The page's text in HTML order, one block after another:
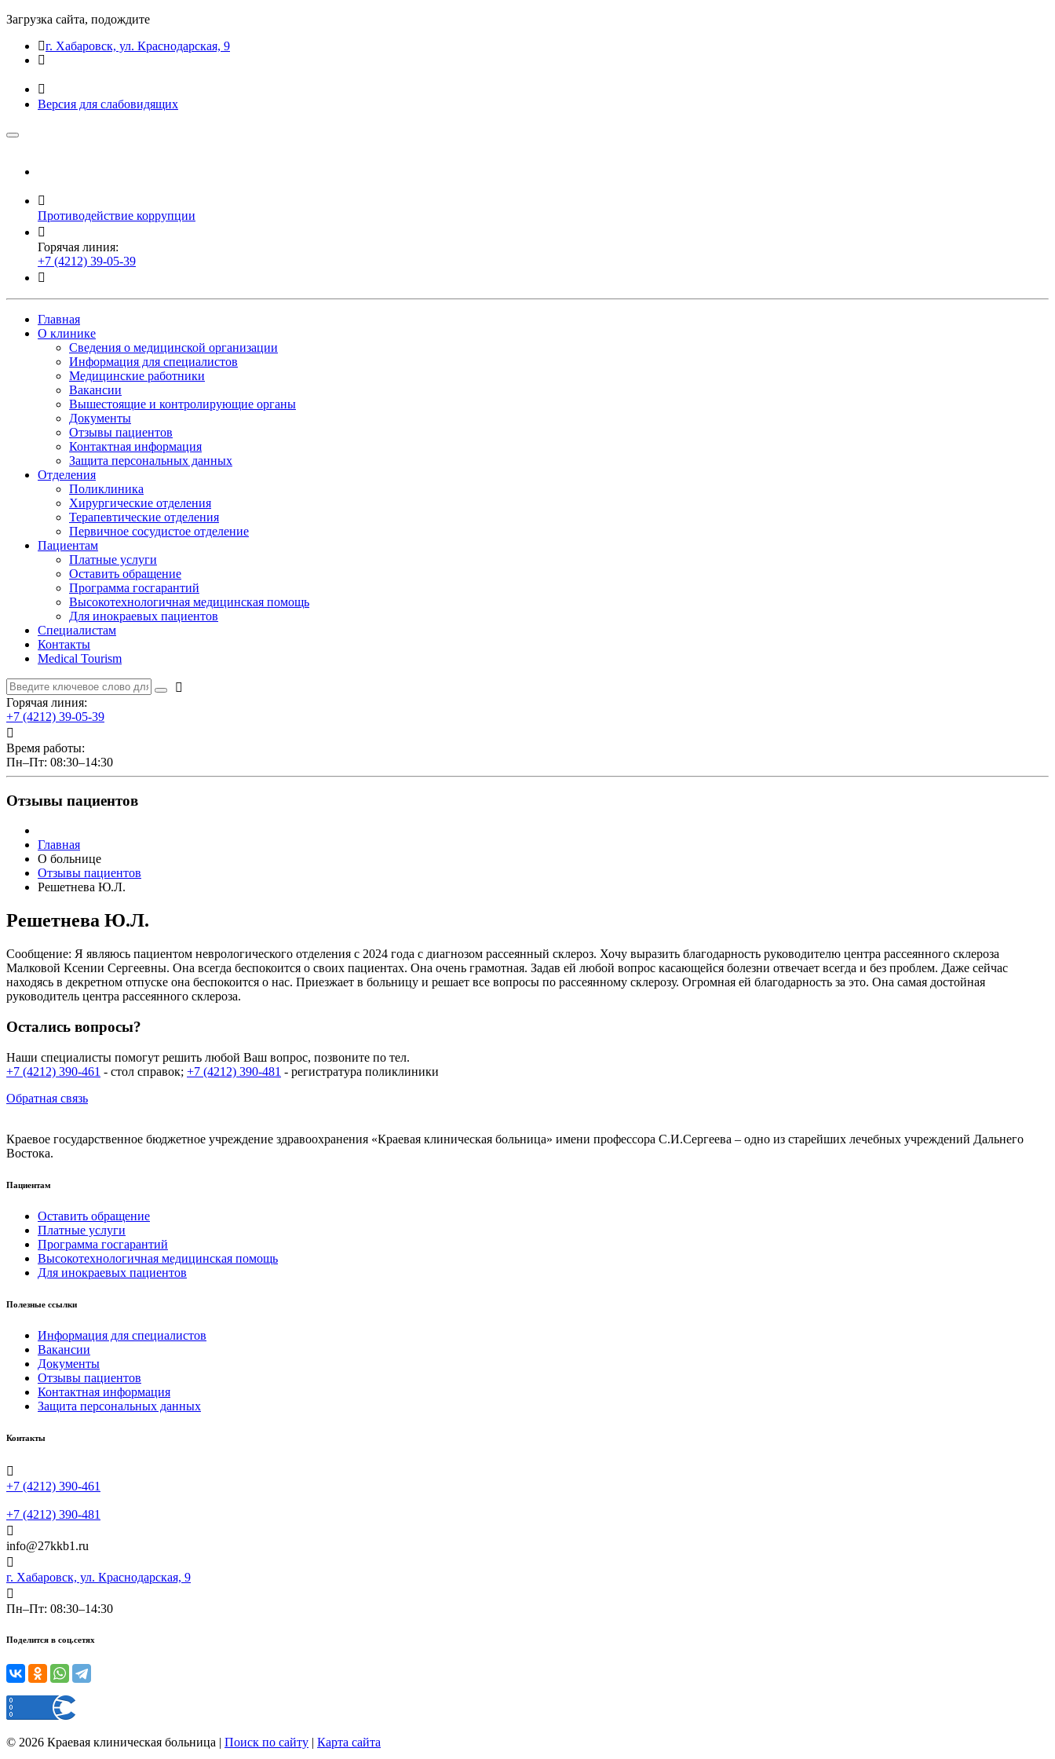
Загрузка сайта, подождите
г. Хабаровск, ул. Краснодарская, 9
Версия для слабовидящих
Противодействие коррупции
Горячая линия:
+7 (4212) 39-05-39
Главная
О клинике
Сведения о медицинской организации
Информация для специалистов
Медицинские работники
Вакансии
Вышестоящие и контролирующие органы
Документы
Отзывы пациентов
Контактная информация
Защита персональных данных
Отделения
Поликлиника
Хирургические отделения
Терапевтические отделения
Первичное сосудистое отделение
Пациентам
Платные услуги
Оставить обращение
Программа госгарантий
Высокотехнологичная медицинская помощь
Для инокраевых пациентов
Специалистам
Контакты
Medical Tourism
Горячая линия:
+7 (4212) 39-05-39
Время работы:
Пн–Пт: 08:30–14:30
Отзывы пациентов
Главная
О больнице
Отзывы пациентов
Решетнева Ю.Л.
Решетнева Ю.Л.
Сообщение: Я являюсь пациентом неврологического отделения с 2024 года с диагнозом рассеянный склероз. Хочу выразить благодарность руководителю центра рассеянного склероза
Малковой Ксении Сергеевны. Она всегда беспокоится о своих пациентах. Она очень грамотная. Задав ей любой вопрос касающейся болезни отвечает всегда и без проблем. Даже сейчас
находясь в декретном отпуске она беспокоится о нас. Приезжает в больницу и решает все вопросы по рассеянному склерозу. Огромная ей благодарность за это. Она самая достойная
руководитель центра рассеянного склероза.
Остались вопросы?
Наши специалисты помогут решить любой Ваш вопрос, позвоните по тел.
+7 (4212) 390-461 - стол справок; +7 (4212) 390-481 - регистратура поликлиники
Обратная связь
Краевое государственное бюджетное учреждение здравоохранения «Краевая клиническая больница» имени профессора С.И.Сергеева – одно из старейших лечебных учреждений Дальнего
Востока.
Пациентам
Оставить обращение
Платные услуги
Программа госгарантий
Высокотехнологичная медицинская помощь
Для инокраевых пациентов
Полезные ссылки
Информация для специалистов
Вакансии
Документы
Отзывы пациентов
Контактная информация
Защита персональных данных
Контакты
+7 (4212) 390-461
+7 (4212) 390-481
info@27kkb1.ru
г. Хабаровск, ул. Краснодарская, 9
Пн–Пт: 08:30–14:30
Поделится в соц.сетях
© 2026 Краевая клиническая больница | Поиск по сайту | Карта сайта